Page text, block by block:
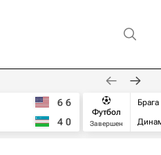
6 6
4 0
Футбол
Завершен
Брага